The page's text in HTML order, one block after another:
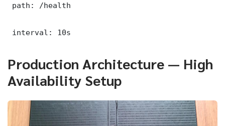
path: /health
interval: 10s
Production Architecture — High
Availability Setup